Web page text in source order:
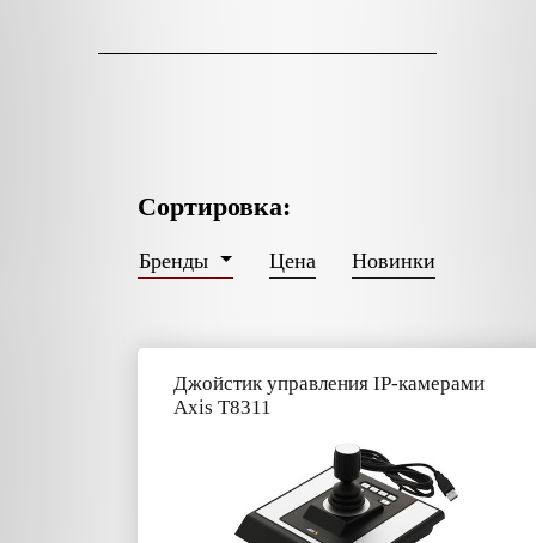
Сортировка:
Бренды Цена Новинки
Джойстик управления IP-камерами
Axis T8311